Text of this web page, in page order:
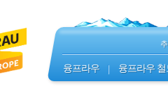
융프라우 융프라우 철